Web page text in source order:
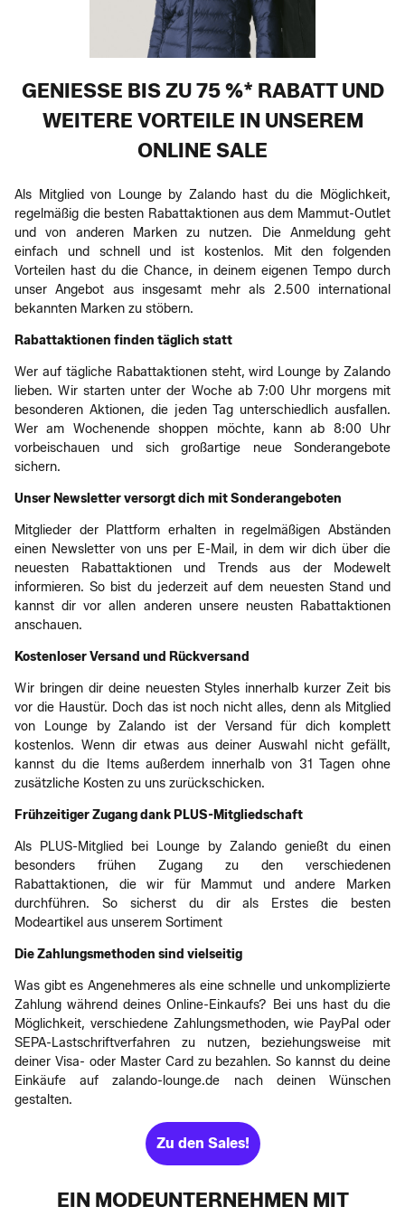
GENIESSE BIS ZU 75 %* RABATT UND W
EITERE VORTEILE IN UNSEREM O
NLINE SALE
Als Mitglied von Lounge by Zalando hast du die Möglichkeit,
regelmäßig die besten Rabattaktionen aus dem Mammut-Outlet
und von anderen Marken zu nutzen. Die Anmeldung geht
einfach und schnell und ist kostenlos. Mit den folgenden
Vorteilen hast du die Chance, in deinem eigenen Tempo durch
unser Angebot aus insgesamt mehr als 2.500 international
bekannten Marken zu stöbern.
Rabattaktionen finden täglich statt
Wer auf tägliche Rabattaktionen steht, wird Lounge by Zalando
lieben. Wir starten unter der Woche ab 7:00 Uhr morgens mit
besonderen Aktionen, die jeden Tag unterschiedlich ausfallen.
Wer am Wochenende shoppen möchte, kann ab 8:00 Uhr
vorbeischauen und sich großartige neue Sonderangebote
sichern.
Unser Newsletter versorgt dich mit Sonderangeboten
Mitglieder der Plattform erhalten in regelmäßigen Abständen
einen Newsletter von uns per E-Mail, in dem wir dich über die
neuesten Rabattaktionen und Trends aus der Modewelt
informieren. So bist du jederzeit auf dem neuesten Stand und
kannst dir vor allen anderen unsere neusten Rabattaktionen
anschauen.
Kostenloser Versand und Rückversand
Wir bringen dir deine neuesten Styles innerhalb kurzer Zeit bis
vor die Haustür. Doch das ist noch nicht alles, denn als Mitglied
von Lounge by Zalando ist der Versand für dich komplett
kostenlos. Wenn dir etwas aus deiner Auswahl nicht gefällt,
kannst du die Items außerdem innerhalb von 31 Tagen ohne
zusätzliche Kosten zu uns zurückschicken.
Frühzeitiger Zugang dank PLUS-Mitgliedschaft
Als PLUS-Mitglied bei Lounge by Zalando genießt du einen
besonders frühen Zugang zu den verschiedenen
Rabattaktionen, die wir für Mammut und andere Marken
durchführen. So sicherst du dir als Erstes die besten
Modeartikel aus unserem Sortiment
Die Zahlungsmethoden sind vielseitig
Was gibt es Angenehmeres als eine schnelle und unkomplizierte
Zahlung während deines Online-Einkaufs? Bei uns hast du die
Möglichkeit, verschiedene Zahlungsmethoden, wie PayPal oder
SEPA-Lastschriftverfahren zu nutzen, beziehungsweise mit
deiner Visa- oder Master Card zu bezahlen. So kannst du deine
Einkäufe auf zalando-lounge.de nach deinen Wünschen
gestalten.
Zu den Sales!
EIN MODEUNTERNEHMEN MIT